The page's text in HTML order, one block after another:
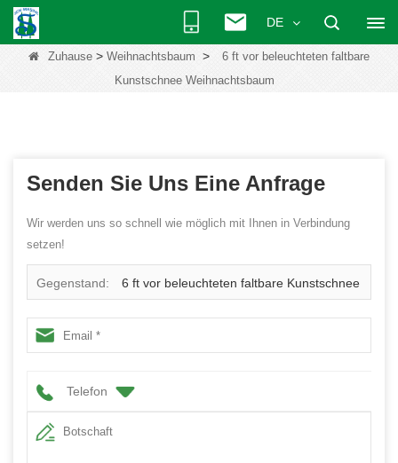
DE
Zuhause > Weihnachtsbaum >
6 ft vor beleuchteten faltbare
Kunstschnee Weihnachtsbaum
Senden Sie Uns Eine Anfrage
Wir werden uns so schnell wie möglich mit Ihnen in Verbindung
setzen!
Gegenstand: 6 ft vor beleuchteten faltbare Kunstschnee
Weihnachtsbaum
Telefon